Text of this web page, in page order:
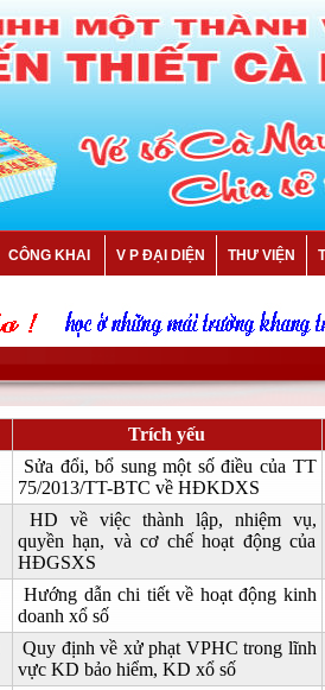
CÔNG KHAI V P ĐẠI DIỆN THƯ VIỆN
Trích yếu
Sửa đổi, bổ sung một số điều của TT
75/2013/TT-BTC về HĐKDXS
HD về việc thành lập, nhiệm vụ,
quyền hạn, và cơ chế hoạt động của
HĐGSXS
Hướng dẫn chi tiết về hoạt động kinh
doanh xổ số
Quy định về xử phạt VPHC trong lĩnh
vực KD bảo hiểm, KD xổ số